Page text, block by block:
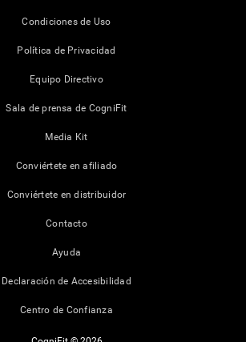
Condiciones de Uso
Política de Privacidad
Equipo Directivo
Sala de prensa de CogniFit
Media Kit
Conviértete en afiliado
Conviértete en distribuidor
Contacto
Ayuda
Declaración de Accesibilidad
Centro de Confianza